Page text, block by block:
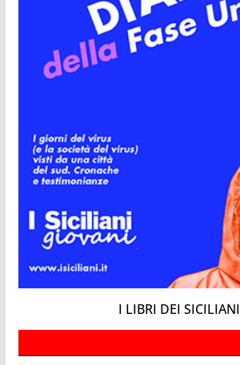
I LIBRI DEI SICILIANI